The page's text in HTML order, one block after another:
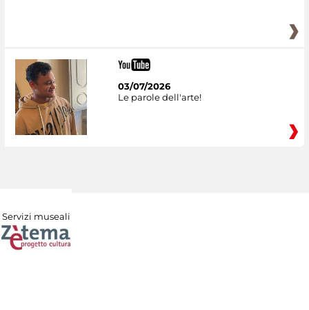
03/07/2026
Le parole dell'arte!
Servizi museali